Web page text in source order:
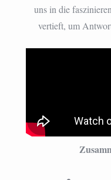
uns in die
vertieft, um